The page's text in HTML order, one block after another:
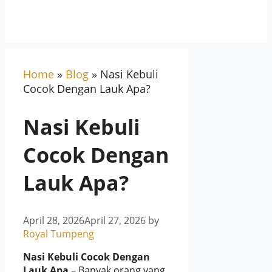
Home » Blog » Nasi Kebuli
Cocok Dengan Lauk Apa?
Nasi Kebuli
Cocok Dengan
Lauk Apa?
April 28, 2026April 27, 2026 by
Royal Tumpeng
Nasi Kebuli Cocok Dengan